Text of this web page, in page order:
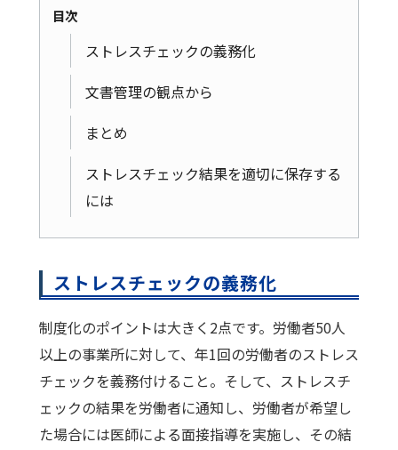
目次
ストレスチェックの義務化
文書管理の観点から
まとめ
ストレスチェック結果を適切に保存する
には
ストレスチェックの義務化
制度化のポイントは大きく2点です。労働者50人
以上の事業所に対して、年1回の労働者のストレス
チェックを義務付けること。そして、ストレスチ
ェックの結果を労働者に通知し、労働者が希望し
た場合には医師による面接指導を実施し、その結